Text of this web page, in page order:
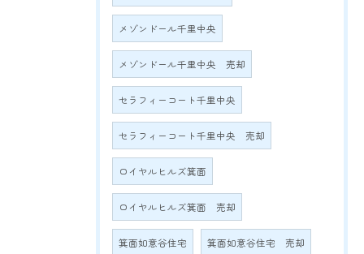
メゾンドール千里中央
メゾンドール千里中央 売却
セラフィーコート千里中央
セラフィーコート千里中央 売却
ロイヤルヒルズ箕面
ロイヤルヒルズ箕面 売却
箕面如意谷住宅 箕面如意谷住宅 売却